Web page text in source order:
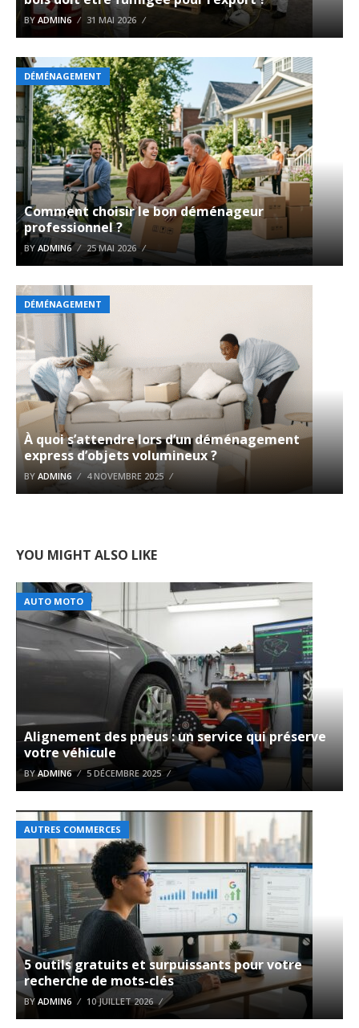
BY ADMIN6 31 MAI 2026
DÉMÉNAGEMENT
Comment choisir le bon déménageur
professionnel ?
BY ADMIN6 25 MAI 2026
DÉMÉNAGEMENT
À quoi s’attendre lors d’un déménagement
express d’objets volumineux ?
BY ADMIN6 4 NOVEMBRE 2025
YOU MIGHT ALSO LIKE
AUTO MOTO
Alignement des pneus : un service qui préserve
votre véhicule
BYADMIN6 5 DÉCEMBRE 2025
AUTRES COMMERCES
5 outils gratuits et surpuissants pour votre
recherche de mots-clés
BY ADMIN6 10 JUILLET 2026